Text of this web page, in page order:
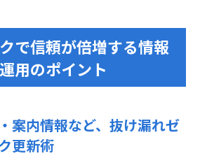
で信頼が倍増する情報
用のポイント
案内情報など、抜け漏れゼ
更新術